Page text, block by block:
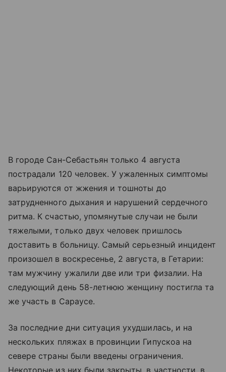
В городе Сан-Себастьян только 4 августа
пострадали 120 человек. У ужаленных симптомы
варьируются от жжения и тошноты до
затрудненного дыхания и нарушений сердечного
ритма. К счастью, упомянутые случаи не были
тяжелыми, только двух человек пришлось
доставить в больницу. Самый серьезный инцидент
произошел в воскресенье, 2 августа, в Гетарии:
там мужчину ужалили две или три физалии. На
следующий день 58-летнюю женщину постигла та
же участь в Сараусе.
За последние дни ситуация ухудшилась, и на
нескольких пляжах в провинции Гипускоа на
севере страны были введены ограничения.